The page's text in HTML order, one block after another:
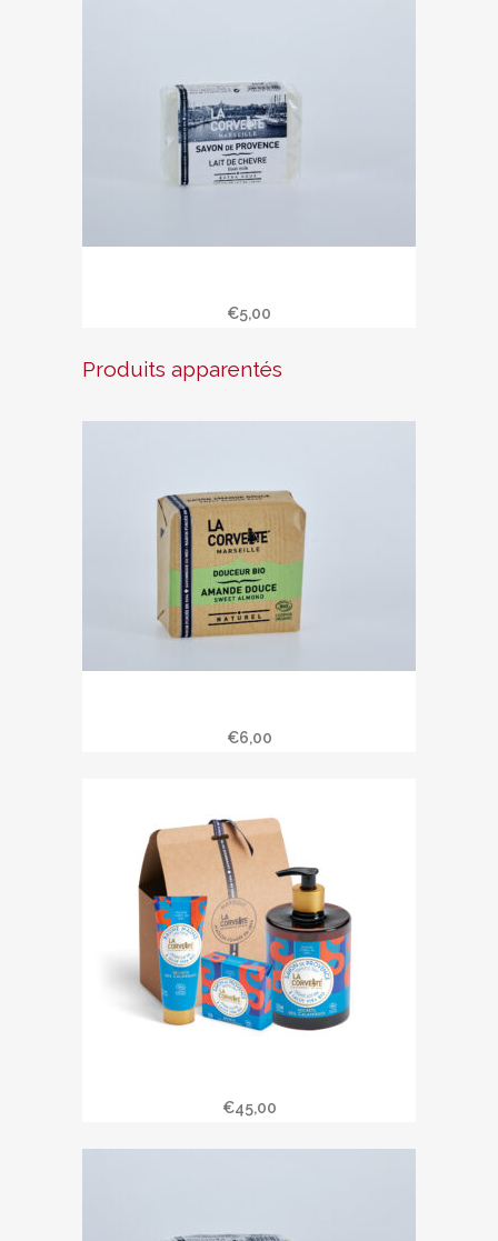
€5,00
Produits apparentés
€6,00
€45,00